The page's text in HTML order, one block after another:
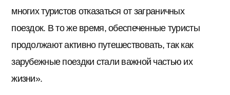
многих туристов отказаться от заграничных
поездок. В то же время, обеспеченные туристы
продолжают активно путешествовать, так как
зарубежные поездки стали важной частью их
жизни».